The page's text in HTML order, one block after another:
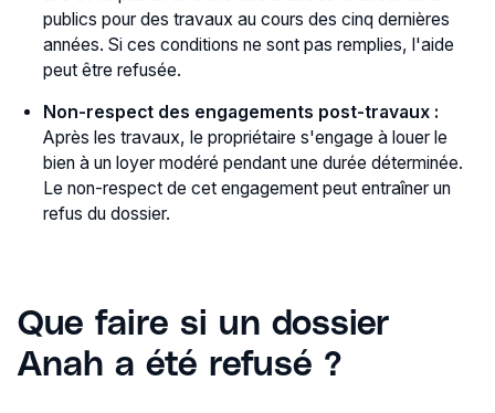
publics pour des travaux au cours des cinq dernières
années. Si ces conditions ne sont pas remplies, l'aide
peut être refusée.
Non-respect des engagements post-travaux :
Après les travaux, le propriétaire s'engage à louer le
bien à un loyer modéré pendant une durée déterminée.
Le non-respect de cet engagement peut entraîner un
refus du dossier.
Que faire si un dossier
Anah a été refusé ?